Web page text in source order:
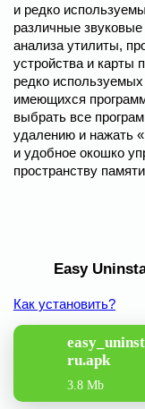
и редко
различные
анализа утилиты,
устройства и карты
редко
имеющихся
выбрать все
удалению и нажать
и удобное окошко
пространству
Easy
Как установить?
ru.apk
3.8 Mb